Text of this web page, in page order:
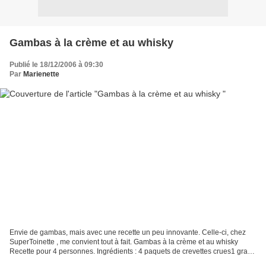
Gambas à la crème et au whisky
Publié le 18/12/2006 à 09:30
Par Marienette
Envie de gambas, mais avec une recette un peu innovante. Celle-ci, chez
SuperToinette , me convient tout à fait. Gambas à la crème et au whisky
Recette pour 4 personnes. Ingrédients : 4 paquets de crevettes crues1 grand